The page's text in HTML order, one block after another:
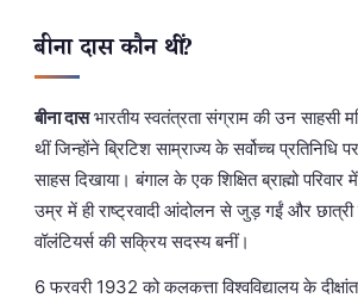
बीना दास कौन थीं?
बीना दासभारतीय स्वतंत्रता संग्राम की उन साहसी
थीं जिन्होंने ब्रिटिश साम्राज्य के सर्वोच्च प्रतिनिधि
साहस दिखाया। बंगाल के एक शिक्षित ब्राह्मो परिवार
उम्र में ही राष्ट्रवादी आंदोलन से जुड़ गईं और
वॉलंटियर्स की सक्रिय सदस्य बनीं।
6 फरवरी 1932 को कलकत्ता विश्वविद्यालय के